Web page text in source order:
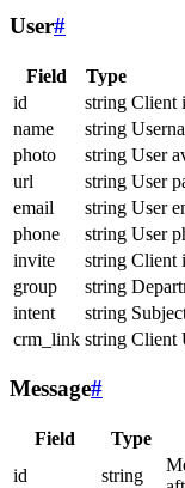
User#
Field Type
id
string Client
name
string
photo
string User
url
string User
email
string User
phone
string User
invite
string Client
group
string
intent
string
crm_link string Client
Message#
Field Type
id
string